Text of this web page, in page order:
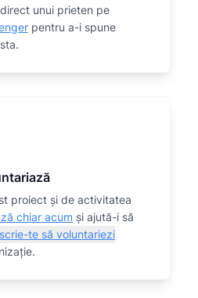
unui prieten pe
pentru a-i spune
proiect și de activitatea
chiar acum și ajută-i să
te să voluntariezi